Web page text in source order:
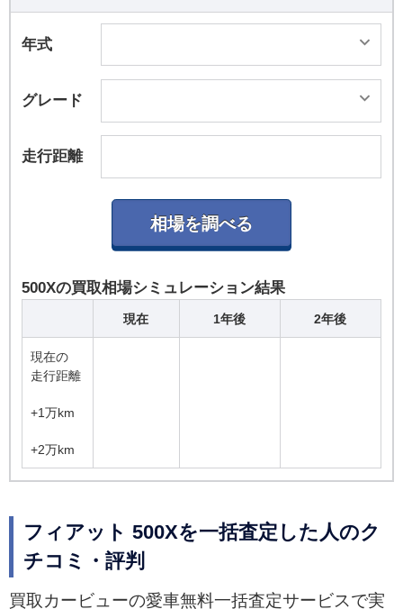
年式
グレード
走行距離
500Xの買取相場シミュレーション結果
現在 1年後 2年後
現在の
走行距離
+1万km
+2万km
フィアット 500Xを一括査定した人のク
チコミ・評判
買取カービューの愛車無料一括査定サービスで実